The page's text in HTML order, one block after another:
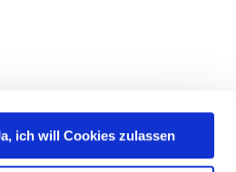
ich will Cookies zulassen